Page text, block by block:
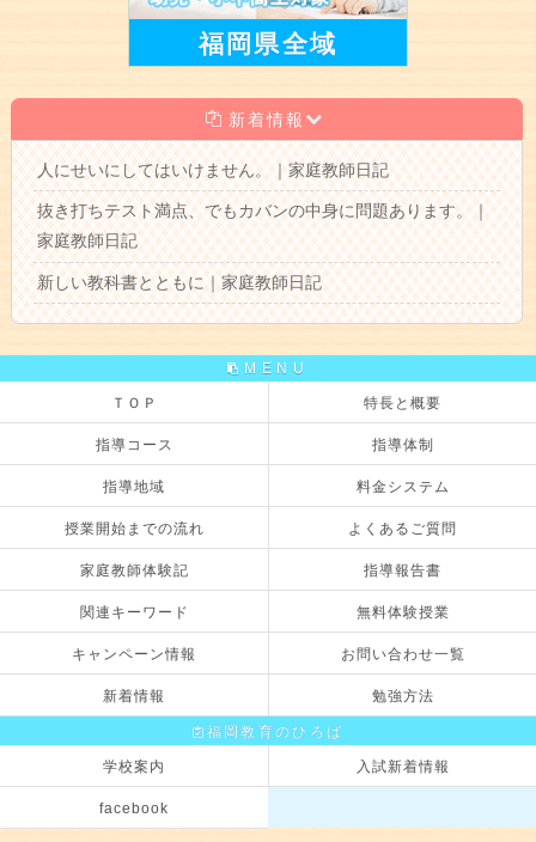
福岡県全域
新着情報
人にせいにしてはいけません。｜家庭教師日記
抜き打ちテスト満点、でもカバンの中身に問題あります。｜
家庭教師日記
新しい教科書とともに｜家庭教師日記
MENU
ＴＯＰ 特長と概要
指導コース 指導体制
指導地域 料金システム
授業開始までの流れ よくあるご質問
家庭教師体験記 指導報告書
関連キーワード 無料体験授業
キャンペーン情報 お問い合わせ一覧
新着情報 勉強方法
福岡教育のひろば
学校案内 入試新着情報
facebook